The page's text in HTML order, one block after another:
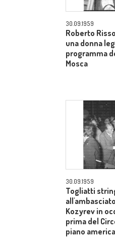
30.09.1959
Roberto
una donna
programma
Mosca
30.09.1959
Togliatti
Kozyrev in
prima del
piano